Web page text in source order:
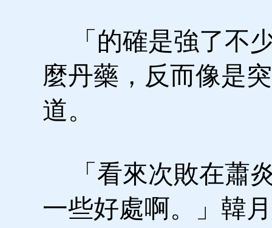
「的確是強了不
麼丹藥，反而像是
道。
「看來次敗在蕭
一些好處啊。」韓